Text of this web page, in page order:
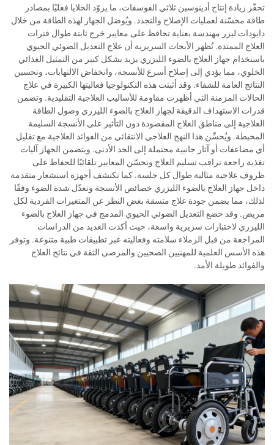
تحفّز زيادة إنتاج أدينوسين ثلاثي الفوسفات، ما يزوّد الخلايا فعليًا بمصادر
طاقة محسّنة لعمليات الإصلاح والتجدد. ويُوصَل الجهاز لهذه الطاقة من خلال
دايودات ليزر مهندسة بعناية تحافظ على معايير خرج ثابتة طوال فترات
العلاج الممتدة. تُظهر الأبحاث السريرية أن علاج التعديل الضوئي الحيوي
باستخدام جهاز العلاج بالضوء الليزري يزيد بشكل كبير من التمثيل الغذائي
الخلوي، مما يؤدي إلى إصلاح أسرع للأنسجة، وانخفاض الالتهابات، وتحسين
النتائج العامة للشفاء. وقد أثبتت هذه التكنولوجيا فعاليتها الكبيرة في علاج
الحالات المزمنة التي أظهرت مقاومة للأساليب العلاجية التقليدية. وتضمن
قدرات الاستهداف الدقيقة لجهاز العلاج بالضوء الليزري وصول الطاقة
العلاجية إلى مناطق العلاج المقصودة دون التأثير على الأنسجة السليمة
المحيطة. ويُحسِّن هذا النهج العلاجي الانتقائي من الفوائد العلاجية مع تقليل
أي مضاعفات أو آثار جانبية محتملة إلى الحد الأدنى. ويتضمن الجهاز آليات
تغذية راجعة تراقب تسليم العلاج وتحسّن المعايير تلقائيًا للحفاظ على
ظروف علاجية مثالية طوال كل جلسة. كما تكتشف أجهزة استشعار متقدمة
داخل جهاز العلاج بالضوء الليزري خصائص الأنسجة وتعدّل شدة الضوء وفقًا
لذلك، مما يضمن جودة علاج متسقة بغض النظر عن المتغيرات الفردية لكل
مريض. وقد خضع التعديل الضوئي الحيوي المدمج في جهاز العلاج بالضوء
الليزري لاختبارات سريرية واسعة، حيث أكدت العديد من الدراسات
المراجعة من قبل الزملاء سلامته وفعاليته عبر تطبيقات طبية متنوعة. وتوفر
هذه الأسس العلمية للمهنيين الصحيين والمرضى الثقة في نتائج العلاج
والفوائد طويلة الأمد.